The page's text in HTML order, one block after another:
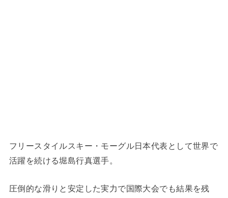
フリースタイルスキー・モーグル日本代表として世界で
活躍を続ける堀島行真選手。
圧倒的な滑りと安定した実力で国際大会でも結果を残